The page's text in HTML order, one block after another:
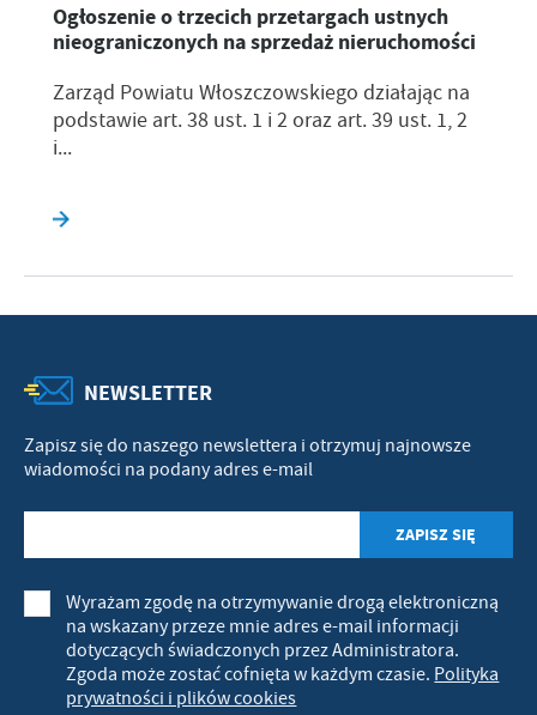
Ogłoszenie o trzecich przetargach ustnych
nieograniczonych na sprzedaż nieruchomości
Zarząd Powiatu Włoszczowskiego działając na
podstawie art. 38 ust. 1 i 2 oraz art. 39 ust. 1, 2
i...
NEWSLETTER
Zapisz się do naszego newslettera i otrzymuj najnowsze
wiadomości na podany adres e-mail
Wyrażam zgodę na otrzymywanie drogą elektroniczną
na wskazany przeze mnie adres e-mail informacji
dotyczących świadczonych przez Administratora.
Zgoda może zostać cofnięta w każdym czasie. Polityka
prywatności i plików cookies